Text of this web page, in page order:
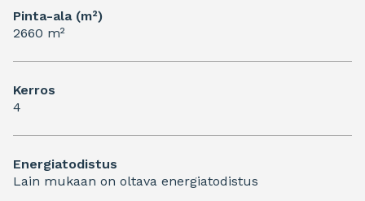
Pinta-ala (m²)
2660 m²
Kerros
4
Energiatodistus
Lain mukaan on oltava energiatodistus